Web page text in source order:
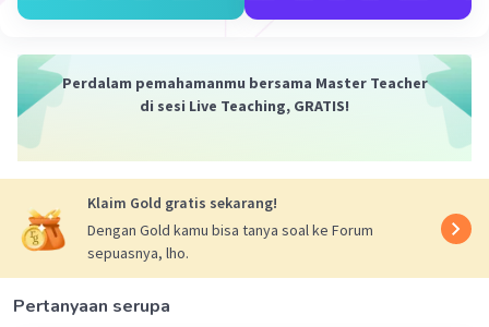
Dengan demikian, tiga bilangan berikutnya
Beri Rating·0.0(0) Balas
Iklan
Perdalam pemahamanmu bersama Master Teacher
di sesi Live Teaching, GRATIS!
Klaim Gold gratis sekarang!
Dengan Gold kamu bisa tanya soal ke Forum
sepuasnya, lho.
Pertanyaan serupa